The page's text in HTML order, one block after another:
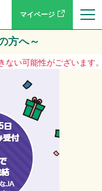
マイページ
方へ～
がございます。